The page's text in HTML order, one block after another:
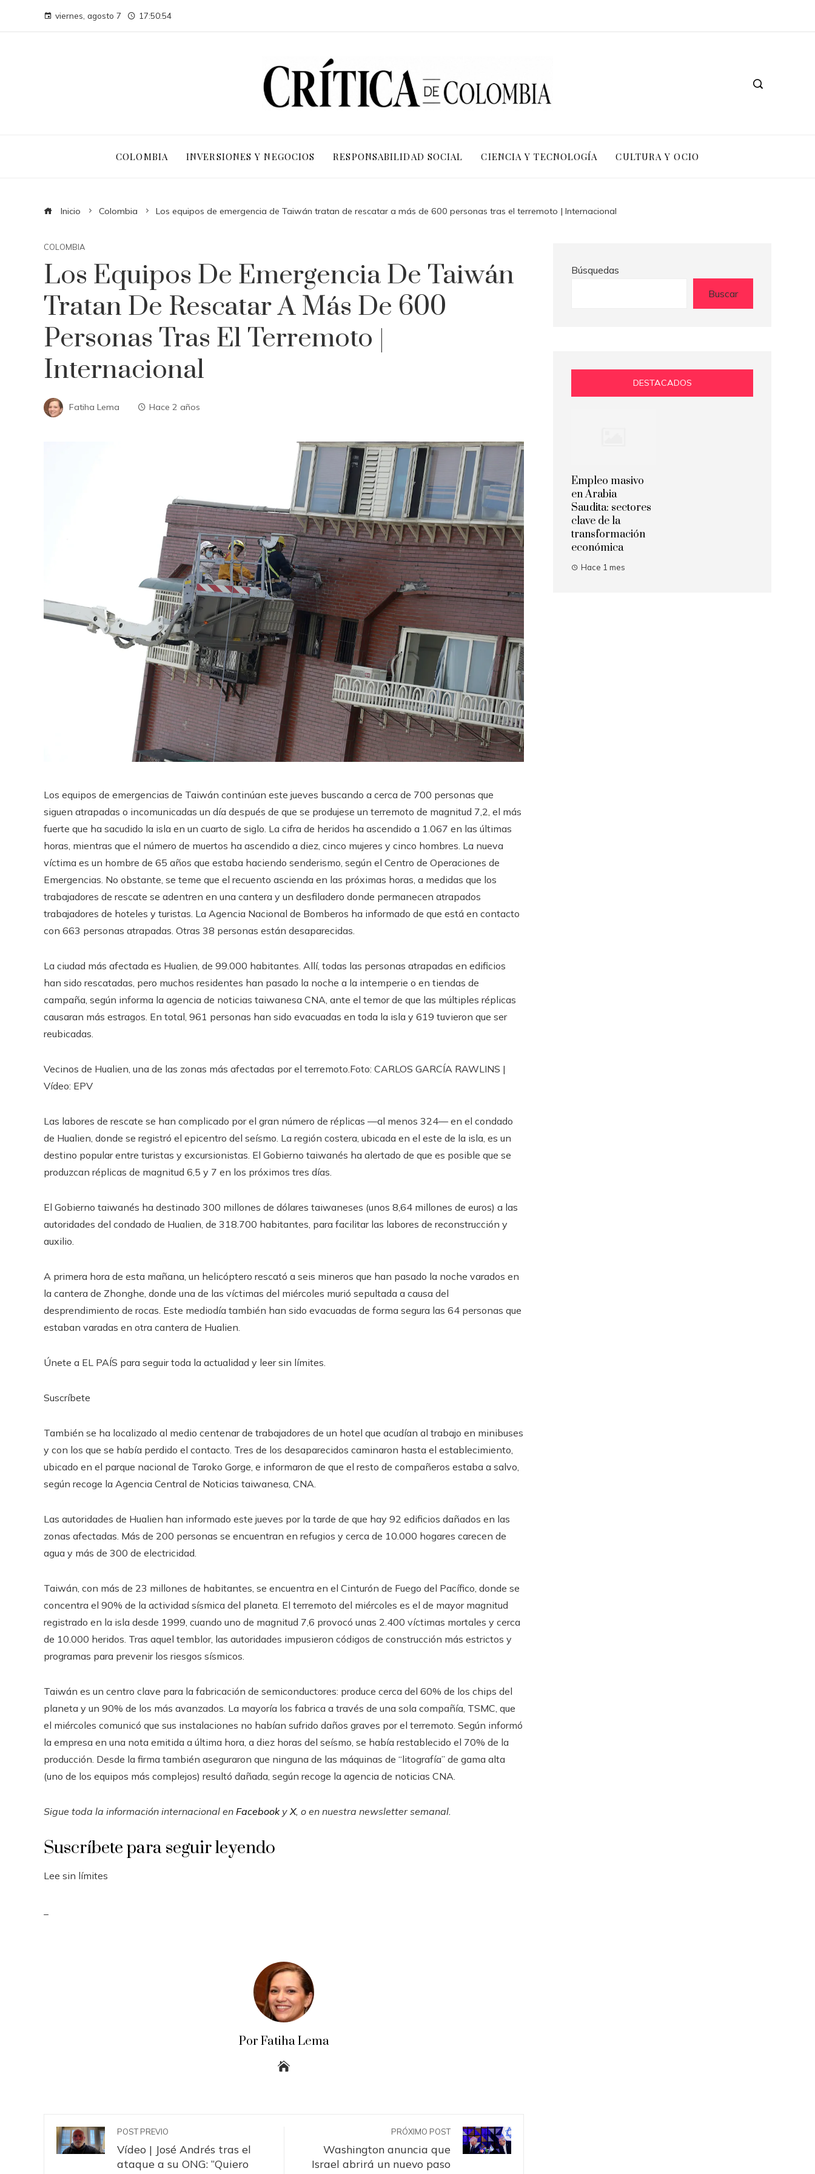
viernes, agosto 7 17:50:55
COLOMBIA INVERSIONES Y NEGOCIOS RESPONSABILIDAD SOCIAL CIENCIA Y TECNOLOGÍA CULTURA Y OCIO
Inicio Colombia Los equipos de emergencia de Taiwán tratan de rescatar a más de 600 personas tras el terremoto | Internacional
COLOMBIA
Los Equipos De Emergencia De Taiwán
Tratan De Rescatar A Más De 600
Personas Tras El Terremoto |
Internacional
Fatiha Lema Hace 2 años
Los equipos de emergencias de Taiwán continúan este jueves buscando a cerca de 700 personas que
siguen atrapadas o incomunicadas un día después de que se produjese un terremoto de magnitud 7,2, el más
fuerte que ha sacudido la isla en un cuarto de siglo. La cifra de heridos ha ascendido a 1.067 en las últimas
horas, mientras que el número de muertos ha ascendido a diez, cinco mujeres y cinco hombres. La nueva
víctima es un hombre de 65 años que estaba haciendo senderismo, según el Centro de Operaciones de
Emergencias. No obstante, se teme que el recuento ascienda en las próximas horas, a medidas que los
trabajadores de rescate se adentren en una cantera y un desfiladero donde permanecen atrapados
trabajadores de hoteles y turistas. La Agencia Nacional de Bomberos ha informado de que está en contacto
con 663 personas atrapadas. Otras 38 personas están desaparecidas.
La ciudad más afectada es Hualien, de 99.000 habitantes. Allí, todas las personas atrapadas en edificios
han sido rescatadas, pero muchos residentes han pasado la noche a la intemperie o en tiendas de
campaña, según informa la agencia de noticias taiwanesa CNA, ante el temor de que las múltiples réplicas
causaran más estragos. En total, 961 personas han sido evacuadas en toda la isla y 619 tuvieron que ser
reubicadas.
Vecinos de Hualien, una de las zonas más afectadas por el terremoto.Foto: CARLOS GARCÍA RAWLINS |
Vídeo: EPV
Las labores de rescate se han complicado por el gran número de réplicas —al menos 324— en el condado
de Hualien, donde se registró el epicentro del seísmo. La región costera, ubicada en el este de la isla, es un
destino popular entre turistas y excursionistas. El Gobierno taiwanés ha alertado de que es posible que se
produzcan réplicas de magnitud 6,5 y 7 en los próximos tres días.
El Gobierno taiwanés ha destinado 300 millones de dólares taiwaneses (unos 8,64 millones de euros) a las
autoridades del condado de Hualien, de 318.700 habitantes, para facilitar las labores de reconstrucción y
auxilio.
A primera hora de esta mañana, un helicóptero rescató a seis mineros que han pasado la noche varados en
la cantera de Zhonghe, donde una de las víctimas del miércoles murió sepultada a causa del
desprendimiento de rocas. Este mediodía también han sido evacuadas de forma segura las 64 personas que
estaban varadas en otra cantera de Hualien.
Únete a EL PAÍS para seguir toda la actualidad y leer sin límites.
Suscríbete
También se ha localizado al medio centenar de trabajadores de un hotel que acudían al trabajo en minibuses
y con los que se había perdido el contacto. Tres de los desaparecidos caminaron hasta el establecimiento,
ubicado en el parque nacional de Taroko Gorge, e informaron de que el resto de compañeros estaba a salvo,
según recoge la Agencia Central de Noticias taiwanesa, CNA.
Las autoridades de Hualien han informado este jueves por la tarde de que hay 92 edificios dañados en las
zonas afectadas. Más de 200 personas se encuentran en refugios y cerca de 10.000 hogares carecen de
agua y más de 300 de electricidad.
Taiwán, con más de 23 millones de habitantes, se encuentra en el Cinturón de Fuego del Pacífico, donde se
concentra el 90% de la actividad sísmica del planeta. El terremoto del miércoles es el de mayor magnitud
registrado en la isla desde 1999, cuando uno de magnitud 7,6 provocó unas 2.400 víctimas mortales y cerca
de 10.000 heridos. Tras aquel temblor, las autoridades impusieron códigos de construcción más estrictos y
programas para prevenir los riesgos sísmicos.
Taiwán es un centro clave para la fabricación de semiconductores: produce cerca del 60% de los chips del
planeta y un 90% de los más avanzados. La mayoría los fabrica a través de una sola compañía, TSMC, que
el miércoles comunicó que sus instalaciones no habían sufrido daños graves por el terremoto. Según informó
la empresa en una nota emitida a última hora, a diez horas del seísmo, se había restablecido el 70% de la
producción. Desde la firma también aseguraron que ninguna de las máquinas de “litografía” de gama alta
(uno de los equipos más complejos) resultó dañada, según recoge la agencia de noticias CNA.
Sigue toda la información internacional en FacebookyX, o en nuestra newsletter semanal.
Suscríbete para seguir leyendo
Lee sin límites
Por Fatiha Lema
POST PREVIO
Vídeo | José Andrés tras el
ataque a su ONG: “Quiero
PRÓXIMO POST
Washington anuncia que
Israel abrirá un nuevo paso
Búsquedas
Buscar
DESTACADOS
Empleo masivo
en Arabia
Saudita: sectores
clave de la
transformación
económica
Hace 1 mes